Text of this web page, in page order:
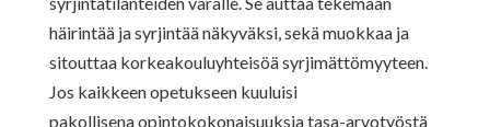
häirintää ja syrjintää näkyväksi, sekä muokkaa ja
sitouttaa korkeakouluyhteisöä syrjimättömyyteen.
Jos kaikkeen opetukseen kuuluisi
pakollisena opintokokonaisuuksia tasa-arvotyöstä